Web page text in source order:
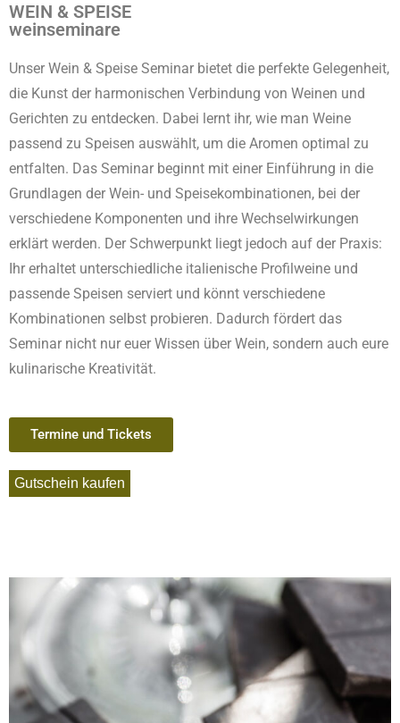
WEIN & SPEISE
weinseminare
Unser Wein & Speise Seminar bietet die perfekte Gelegenheit,
die Kunst der harmonischen Verbindung von Weinen und
Gerichten zu entdecken. Dabei lernt ihr, wie man Weine
passend zu Speisen auswählt, um die Aromen optimal zu
entfalten. Das Seminar beginnt mit einer Einführung in die
Grundlagen der Wein- und Speisekombinationen, bei der
verschiedene Komponenten und ihre Wechselwirkungen
erklärt werden. Der Schwerpunkt liegt jedoch auf der Praxis:
Ihr erhaltet unterschiedliche italienische Profilweine und
passende Speisen serviert und könnt verschiedene
Kombinationen selbst probieren. Dadurch fördert das
Seminar nicht nur euer Wissen über Wein, sondern auch eure
kulinarische Kreativität.
Termine und Tickets
Gutschein kaufen